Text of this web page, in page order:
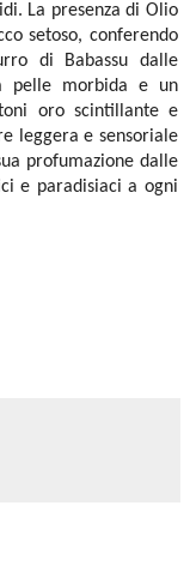
La presenza di Olio
setoso, conferendo
di Babassu dalle
pelle morbida e un
oro scintillante e
leggera e sensoriale
profumazione dalle
e paradisiaci a ogni